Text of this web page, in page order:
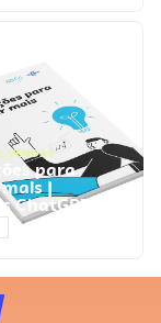
, VENDAS
para
mais |
ChatGPT